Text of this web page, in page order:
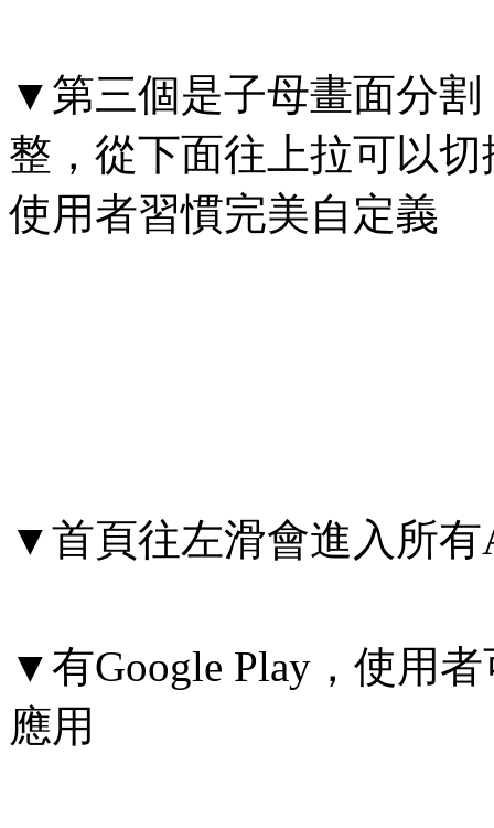
▼第三個是子母畫面分
整，從下面往上拉可以
使用者習慣完美自定義
▼首頁往左滑會進入所有
▼有Google Play，使用
應用